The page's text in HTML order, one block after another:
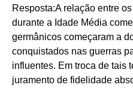
Resposta:A relação entre
durante a Idade Média
germânicos começaram a
conquistados nas guerras
influentes. Em troca de tais
juramento de fidelidade